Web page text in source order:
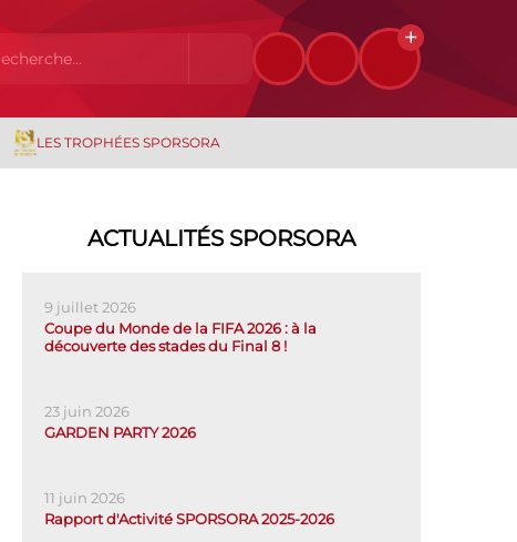
LES TROPHÉES SPORSORA
ACTUALITÉS SPORSORA
9 juillet 2026
Coupe du Monde de la FIFA 2026 : à la
découverte des stades du Final 8 !
23 juin 2026
GARDEN PARTY 2026
11 juin 2026
Rapport d'Activité SPORSORA 2025-2026